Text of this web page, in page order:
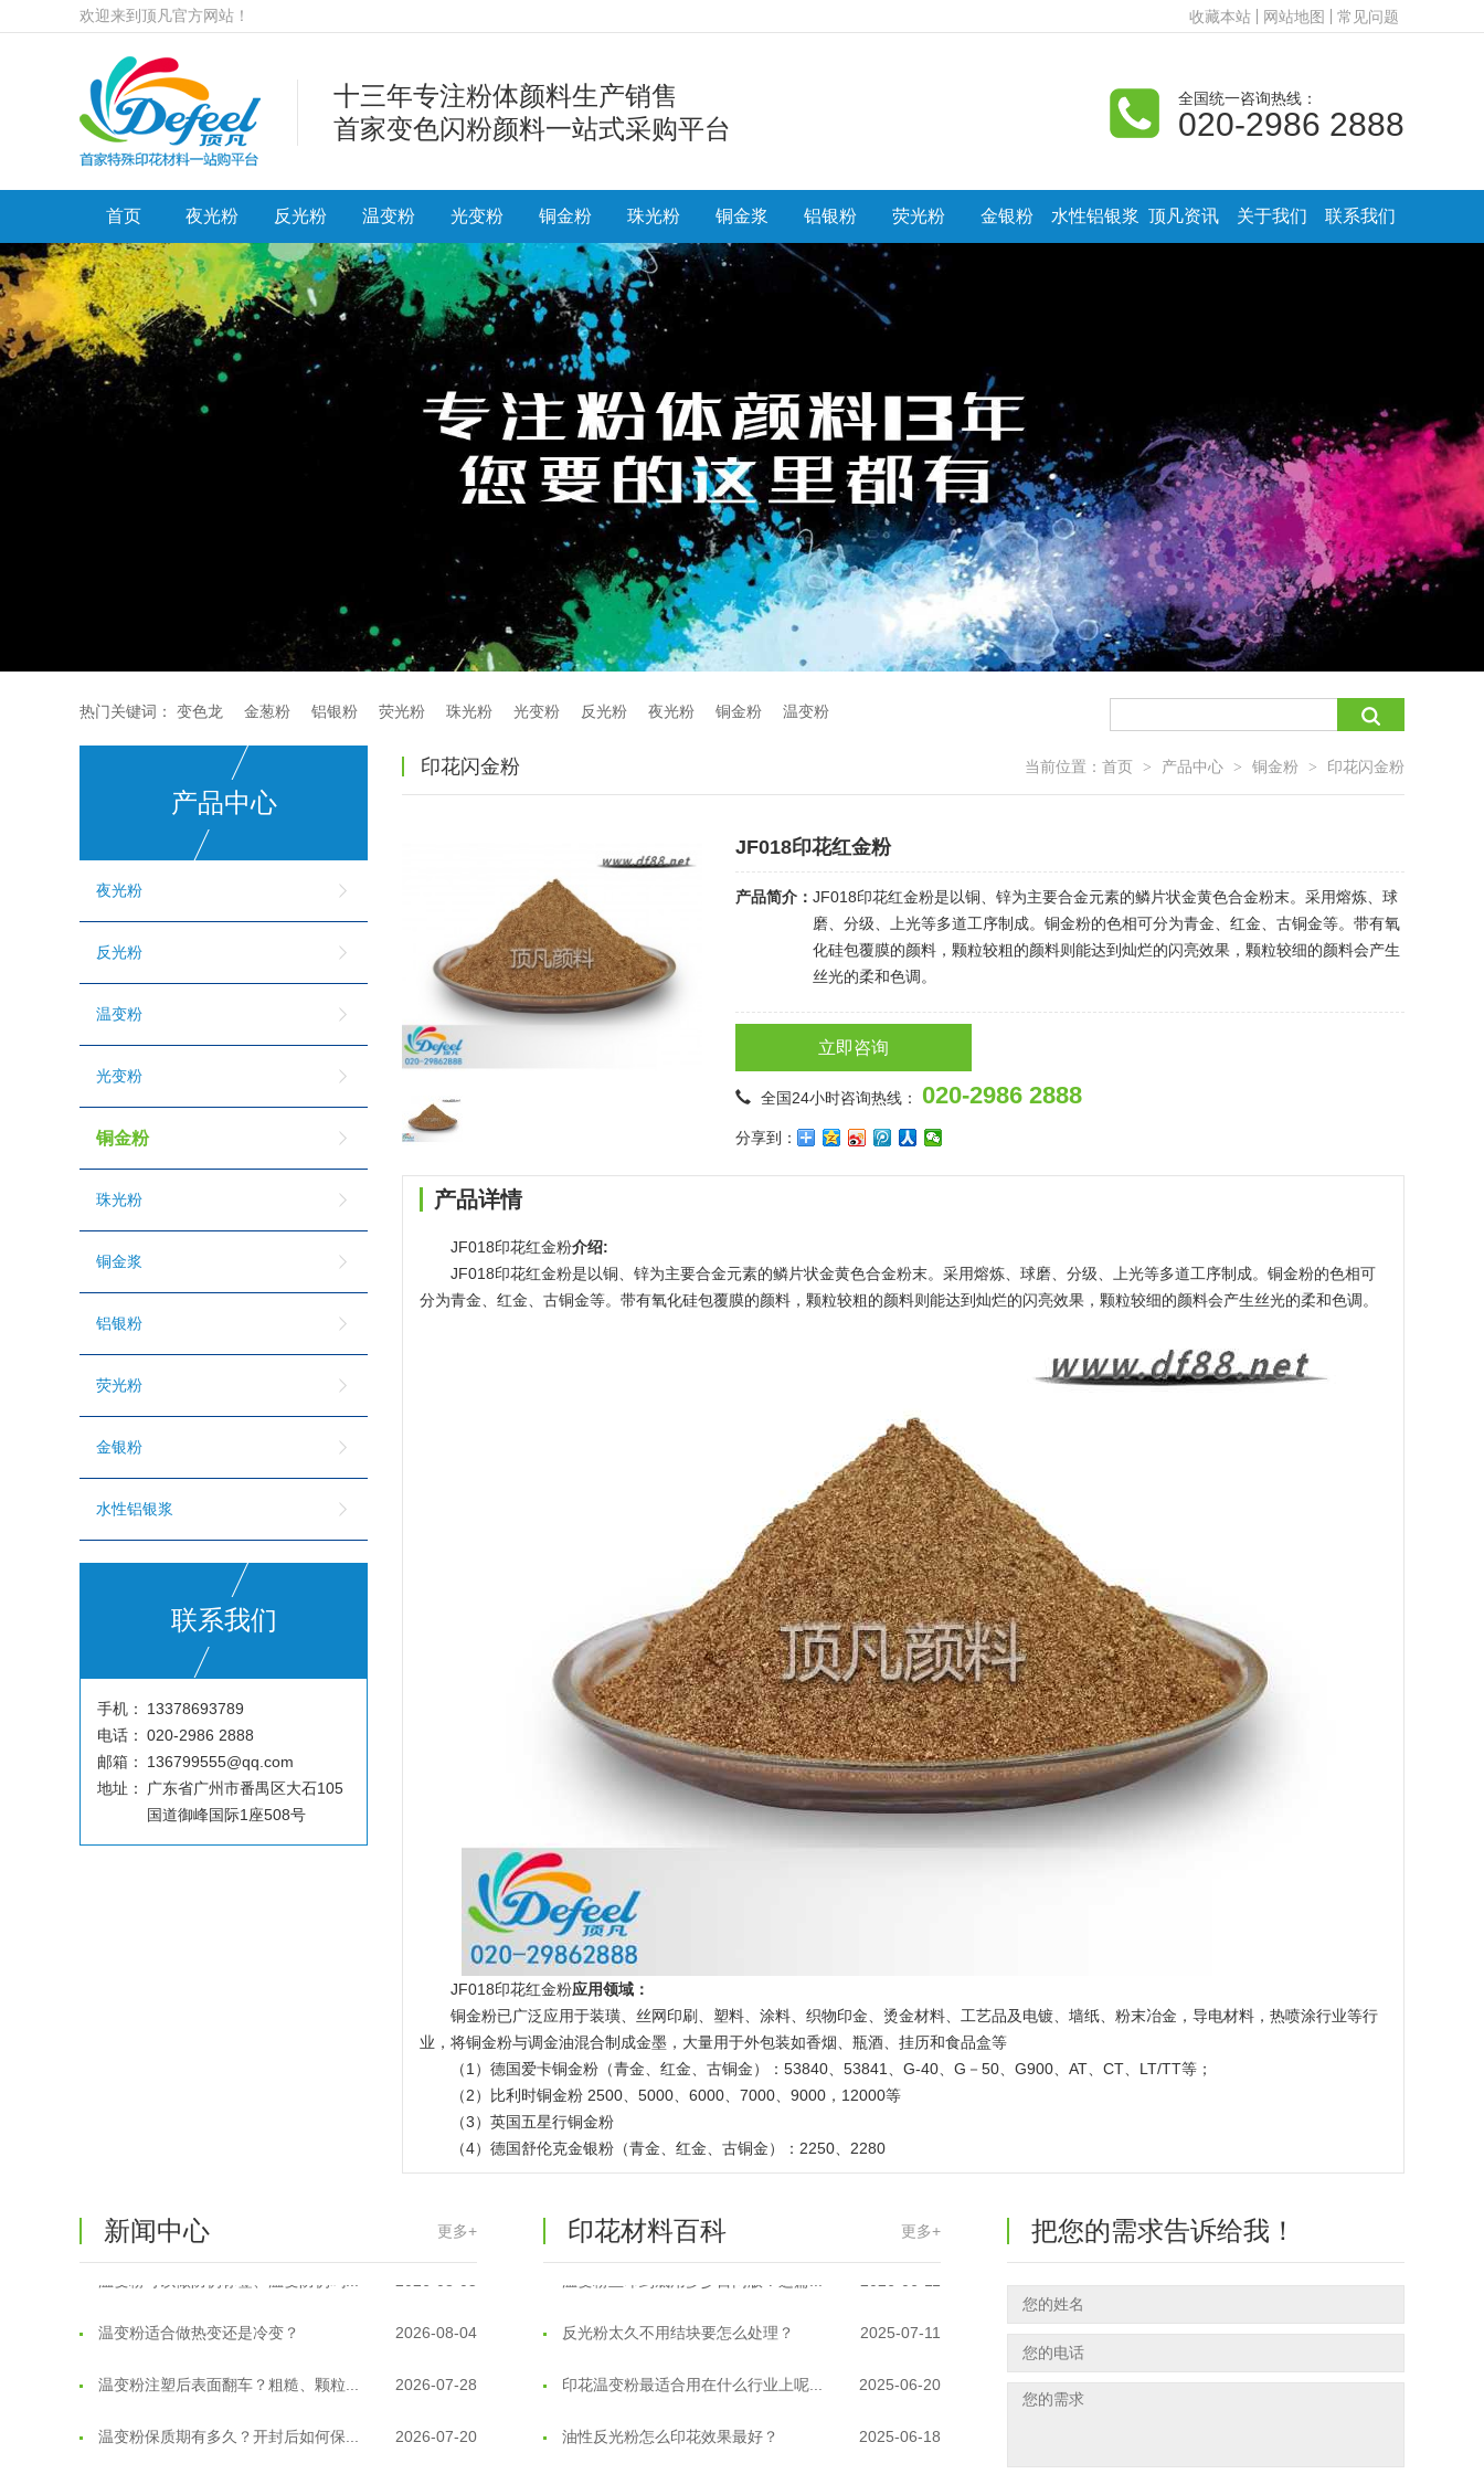
欢迎来到顶凡官方网站！ 收藏本站 网站地图 常见问题
十三年专注粉体颜料生产销售
首家变色闪粉颜料一站式采购平台
全国统一咨询热线：
020-2986 2888
首页 夜光粉 反光粉 温变粉 光变粉 铜金粉 珠光粉 铜金浆 铝银粉 荧光粉 金银粉 水性铝银浆 顶凡资讯 关于我们 联系我们
热门关键词： 变色龙 金葱粉 铝银粉 荧光粉 珠光粉 光变粉 反光粉 夜光粉 铜金粉 温变粉
产品中心
夜光粉
反光粉
温变粉
光变粉
铜金粉
珠光粉
铜金浆
铝银粉
荧光粉
金银粉
水性铝银浆
联系我们
手机：
13378693789
电话： 020-2986 2888
邮箱：
136799555@qq.com
地址：
广东省广州市番禺区大石105
国道御峰国际1座508号
印花闪金粉 当前位置： 首页 > 产品中心 > 铜金粉 > 印花闪金粉
JF018印花红金粉
产品简介：JF018印花红金粉是以铜、锌为主要合金元素的鳞片状金黄色合金粉末。采用熔炼、球
磨、分级、上光等多道工序制成。铜金粉的色相可分为青金、红金、古铜金等。带有氧
化硅包覆膜的颜料，颗粒较粗的颜料则能达到灿烂的闪亮效果，颗粒较细的颜料会产生
丝光的柔和色调。
立即咨询
全国24小时咨询热线：020-2986 2888
分享到：
产品详情
JF018印花红金粉介绍:
JF018印花红金粉是以铜、锌为主要合金元素的鳞片状金黄色合金粉末。采用熔炼、球磨、分级、上光等多道工序制成。铜金粉的色相可
分为青金、红金、古铜金等。带有氧化硅包覆膜的颜料，颗粒较粗的颜料则能达到灿烂的闪亮效果，颗粒较细的颜料会产生丝光的柔和色调。
JF018印花红金粉应用领域：
铜金粉已广泛应用于装璜、丝网印刷、塑料、涂料、织物印金、烫金材料、工艺品及电镀、墙纸、粉末冶金，导电材料，热喷涂行业等行
业，将铜金粉与调金油混合制成金墨，大量用于外包装如香烟、瓶酒、挂历和食品盒等
（1）德国爱卡铜金粉（青金、红金、古铜金）：53840、53841、G-40、G－50、G900、AT、CT、LT/TT等；
（2）比利时铜金粉 2500、5000、6000、7000、9000，12000等
（3）英国五星行铜金粉
（4）德国舒伦克金银粉（青金、红金、古铜金）：2250、2280
新闻中心
更多+
温变粉可以做防伪标签、温变防伪吗...
2026-08-05
印花材料百科
更多+
温变粉丝印到底用多少目网版？这篇...
2026-06-11
把您的需求告诉给我！